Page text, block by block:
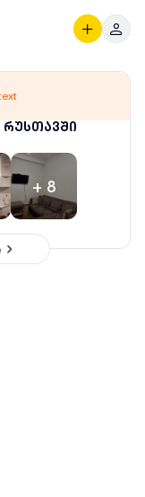
რუსთავში
+ 8